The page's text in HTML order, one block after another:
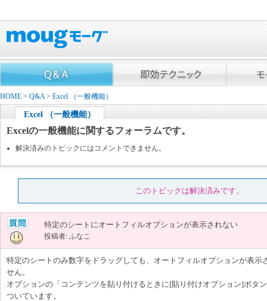
HOME > Q&A> Excel （一般機能）
Excel （一般機能）
Excelの一般機能に関するフォーラムです。
解決済みのトピックにはコメントできません。
このトピックは解決済みです。
特定のシートにオートフィルオプションが表示されない
投稿者: ふなこ
特定のシートのみ数字をドラッグしても、オートフィルオプションが表示
せん。
オプションの「コンテンツを貼り付けるときに[貼り付けオプション]ボタ
ついています。